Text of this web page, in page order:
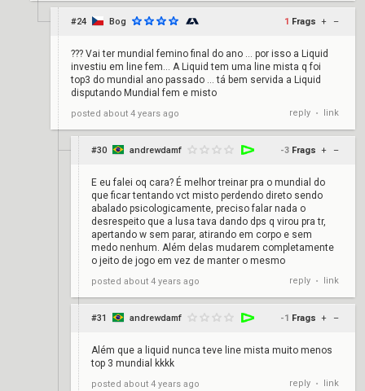
#24 Bog 1 Frags + –
??? Vai ter mundial femino final do ano … por isso a Liquid
investiu em line fem… A Liquid tem uma line mista q foi
top3 do mundial ano passado … tá bem servida a Liquid
disputando Mundial fem e misto
posted about 4 years ago reply • link
#30 andrewdamf -3 Frags + –
E eu falei oq cara? É melhor treinar pra o mundial do
que ficar tentando vct misto perdendo direto sendo
abalado psicologicamente, preciso falar nada o
desrespeito que a lusa tava dando dps q virou pra tr,
apertando w sem parar, atirando em corpo e sem
medo nenhum. Além delas mudarem completamente
o jeito de jogo em vez de manter o mesmo
posted about 4 years ago reply • link
#31 andrewdamf -1 Frags + –
Além que a liquid nunca teve line mista muito menos
top 3 mundial kkkk
posted about 4 years ago reply • link